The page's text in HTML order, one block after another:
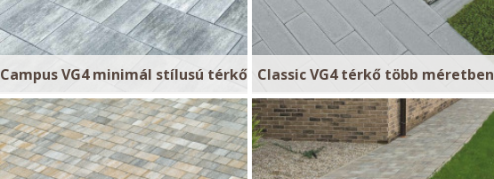
Campus VG4 minimál stílusú térkő Classic VG4 térkő több méretben